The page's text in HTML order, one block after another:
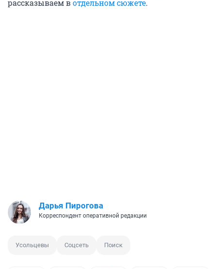
рассказываем вотдельном сюжете.
Дарья Пирогова
Корреспондент оперативной редакции
Усольцевы Соцсеть Поиск